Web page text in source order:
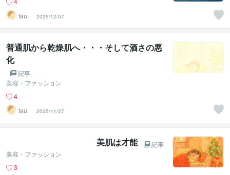
tau _
2025/12/07
普通肌から乾燥肌へ・・・そして酒さの悪
化
記事
美容・ファッション
4
tau _
2025/11/27
美肌は才能
記事
美容・ファッション
3